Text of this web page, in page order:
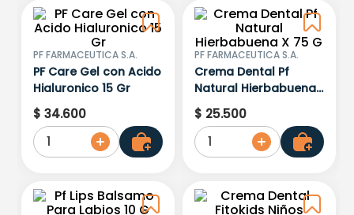
PF FARMACEUTICA S.A.
PF Care Gel con Acido
Hialuronico 15 Gr
$ 34.600
1
PF FARMACEUTICA S.A.
Crema Dental Pf
Natural Hierbabuena
X 75 G
$ 25.500
1